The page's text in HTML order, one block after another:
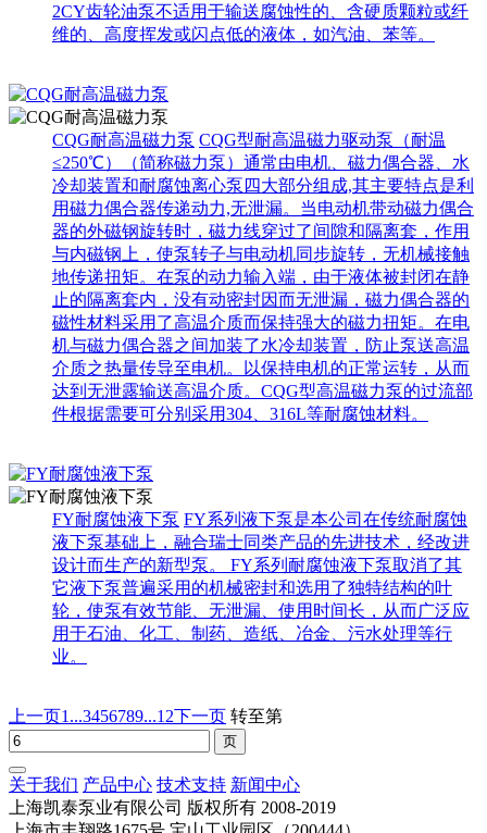
2CY齿轮油泵不适用于输送腐蚀性的、含硬质颗粒或纤
维的、高度挥发或闪点低的液体，如汽油、苯等。
CQG耐高温磁力泵 CQG型耐高温磁力驱动泵（耐温
≤250℃）（简称磁力泵）通常由电机、磁力偶合器、水
冷却装置和耐腐蚀离心泵四大部分组成,其主要特点是利
用磁力偶合器传递动力,无泄漏。当电动机带动磁力偶合
器的外磁钢旋转时，磁力线穿过了间隙和隔离套，作用
与内磁钢上，使泵转子与电动机同步旋转，无机械接触
地传递扭矩。在泵的动力输入端，由于液体被封闭在静
止的隔离套内，没有动密封因而无泄漏，磁力偶合器的
磁性材料采用了高温介质而保持强大的磁力扭矩。在电
机与磁力偶合器之间加装了水冷却装置，防止泵送高温
介质之热量传导至电机。以保持电机的正常运转，从而
达到无泄露输送高温介质。CQG型高温磁力泵的过流部
件根据需要可分别采用304、316L等耐腐蚀材料。
FY耐腐蚀液下泵 FY系列液下泵是本公司在传统耐腐蚀
液下泵基础上，融合瑞士同类产品的先进技术，经改进
设计而生产的新型泵。 FY系列耐腐蚀液下泵取消了其
它液下泵普遍采用的机械密封和选用了独特结构的叶
轮，使泵有效节能、无泄漏、使用时间长，从而广泛应
用于石油、化工、制药、造纸、冶金、污水处理等行
业。
上一页1...3456789...12下一页 转至第
关于我们 产品中心 技术支持 新闻中心
上海凯泰泵业有限公司 版权所有 2008-2019